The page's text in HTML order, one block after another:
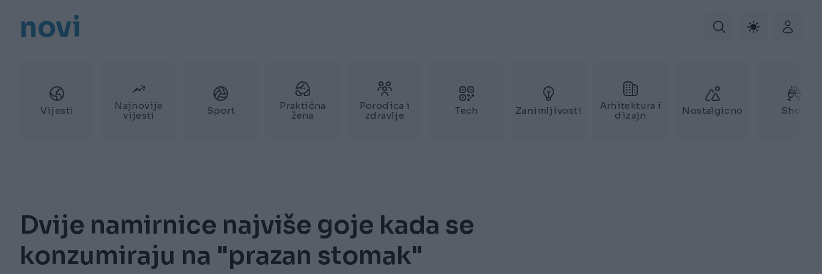
novi
Vijesti
Najnovije
vijesti
Sport
Praktična
žena
Porodica i
zdravlje
Tech Zanimljivosti
Arhitektura i
dizajn
Nostalgicno Show
Dvije namirnice najviše goje kada se
konzumiraju na "prazan stomak"